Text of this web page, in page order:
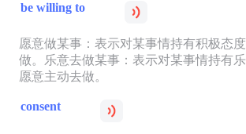
be willing to
愿意做某事：表示对某事情持有积极态
做。乐意去做某事：表示对某事情持有
愿意主动去做。
consent